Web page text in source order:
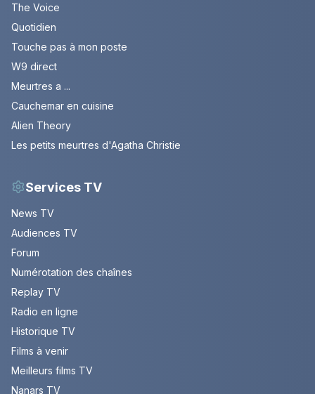
The Voice
Quotidien
Touche pas à mon poste
W9 direct
Meurtres a ...
Cauchemar en cuisine
Alien Theory
Les petits meurtres d'Agatha Christie
Services TV
News TV
Audiences TV
Forum
Numérotation des chaînes
Replay TV
Radio en ligne
Historique TV
Films à venir
Meilleurs films TV
Nanars TV